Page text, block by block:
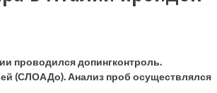
проводился допингконтроль.
(СЛОАДо). Анализ проб осуществлялся